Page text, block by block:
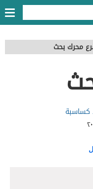
محرك بحث
كساسبة